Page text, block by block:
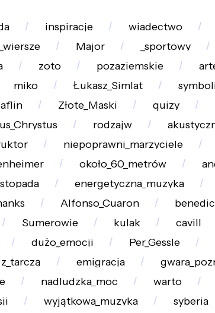
inspiracje wiadectwo
Major _sportowy
zoto pozaziemskie
miko Łukasz_Simlat
Złote_Maski
quizy
rodzajw
niepoprawni_marzyciele
około_60_metrów
energetyczna_muzyka
Alfonso_Cuaron
Sumerowie kulak cavill
dużo_emocji Per_Gessle
z_tarczą emigracja
nadludzka_moc warto
wyjątkowa_muzyka
syberia